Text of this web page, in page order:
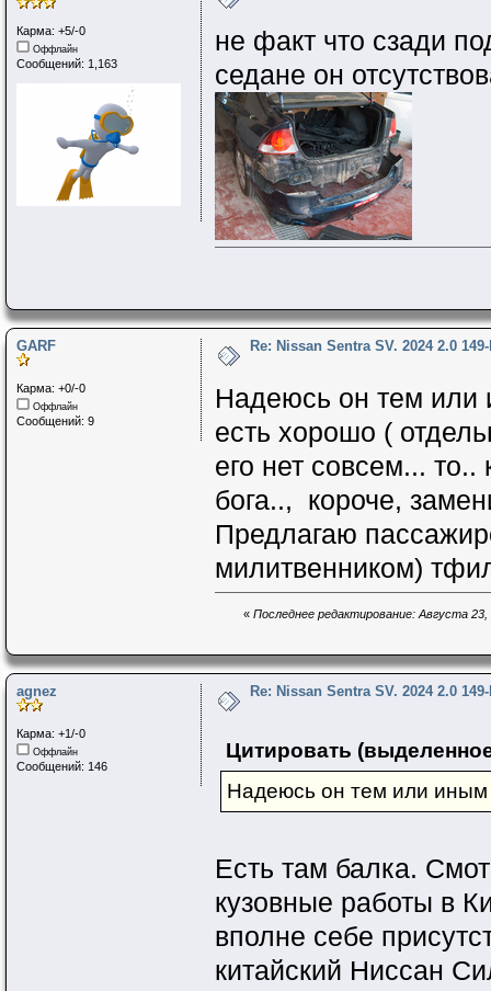
Карма: +5/-0
Оффлайн
Сообщений: 1,163
не факт что сзади
седане он
GARF
Карма: +0/-0
Оффлайн
Сообщений: 9
Re: Nissan Sentra SV. 2024 2.0
Надеюсь он тем или
есть хорошо (
его нет совсем...
бога.., короче,
Предлагаю
милитвенником)
« Последнее редактирование: Августа
agnez
Карма: +1/-0
Оффлайн
Сообщений: 146
Re: Nissan Sentra SV. 2024 2.0
Цитировать
Надеюсь он тем или иным
Есть там балка.
кузовные работы в
вполне себе
китайский Ниссан